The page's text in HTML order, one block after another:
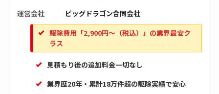
運営会社
ビッグドラゴン合同会社
駆除費用「2,900円〜（税込）」の業界最安ク
ラス
見積もり後の追加料金一切なし
業界歴20年・累計18万件超の駆除実績で安心